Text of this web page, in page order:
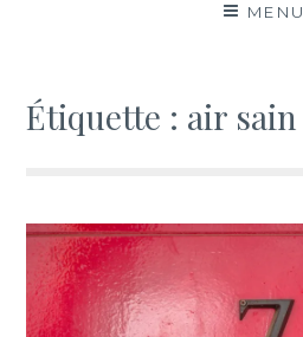
MENU
Étiquette : air sain